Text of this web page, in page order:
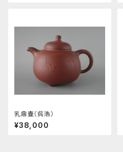
乳鼎壷（呉浩）
¥38,000